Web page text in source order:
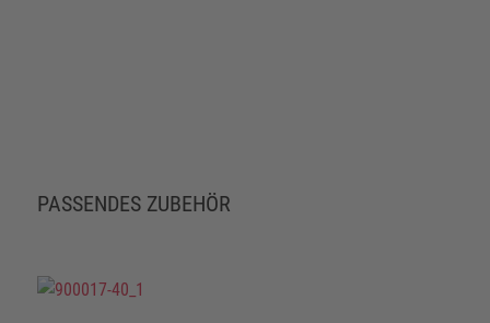
PASSENDES ZUBEHÖR